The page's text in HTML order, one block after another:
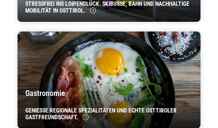
STRESSFREI INS LOIPENGLÜCK: SKIBUSSE, BAHN UND NACHHALTIGE
MOBILITÄT IN OSTTIROL.
Gastronomie
GENIESSE REGIONALE SPEZIALITÄTEN UND ECHTE OSTTIROLER G
ASTFREUNDSCHAFT.